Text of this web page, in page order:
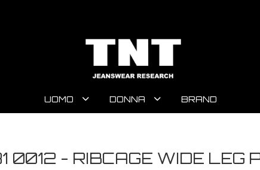
UOMO DONNA BRAND
- RIBCAGE WIDE LEG